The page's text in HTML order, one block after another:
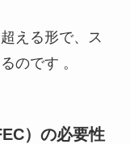
える形で、ス
のです 。
）の必要性